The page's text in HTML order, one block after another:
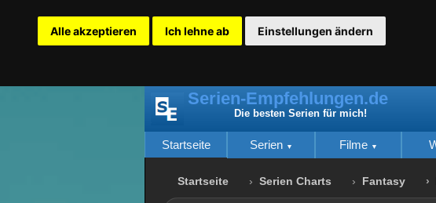
Alle akzeptieren Ich lehne ab Einstellungen ändern
Serien-Empfehlungen.de
Die besten Serien für mich!
Startseite Serien Filme
Startseite Serien Charts Fantasy